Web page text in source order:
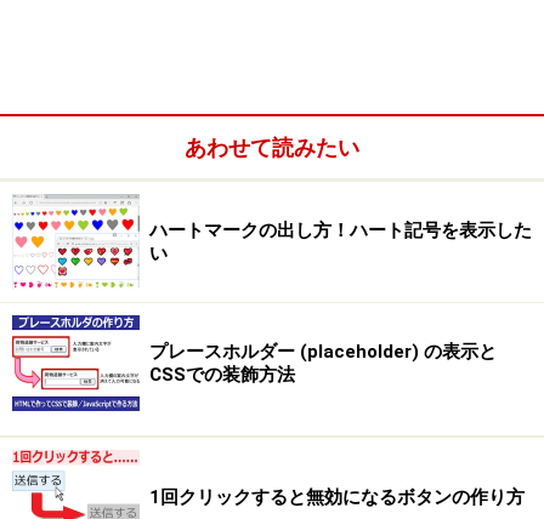
上に枠付きのキャプションを重ねたりしています。
■例1：看板画像にぴったり合うように文字を重ねる
あわせて読みたい
ハートマークの出し方！ハート記号を表示した
い
プレースホルダー (placeholder) の表示と
CSSでの装飾方法
1回クリックすると無効になるボタンの作り方